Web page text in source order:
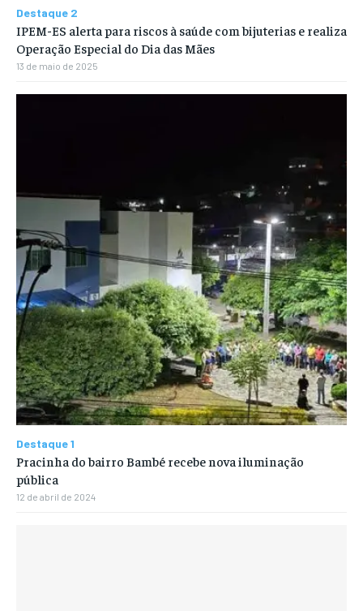
Destaque 2
IPEM-ES alerta para riscos à saúde com bijuterias e realiza
Operação Especial do Dia das Mães
13 de maio de 2025
Destaque 1
Pracinha do bairro Bambé recebe nova iluminação
pública
12 de abril de 2024